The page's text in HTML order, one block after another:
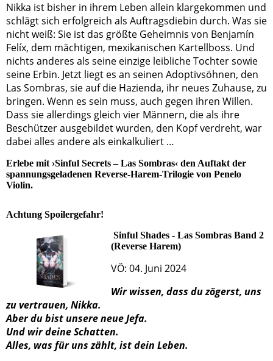
Nikka ist bisher in ihrem Leben allein klargekommen und
schlägt sich erfolgreich als Auftragsdiebin durch. Was sie
nicht weiß: Sie ist das größte Geheimnis von Benjamín
Felíx, dem mächtigen, mexikanischen Kartellboss. Und
nichts anderes als seine einzige leibliche Tochter sowie
seine Erbin. Jetzt liegt es an seinen Adoptivsöhnen, den
Las Sombras, sie auf die Hazienda, ihr neues Zuhause, zu
bringen. Wenn es sein muss, auch gegen ihren Willen.
Dass sie allerdings gleich vier Männern, die als ihre
Beschützer ausgebildet wurden, den Kopf verdreht, war
dabei alles andere als einkalkuliert …
Erlebe mit ›Sinful Secrets – Las Sombras‹ den Auftakt der
spannungsgeladenen Reverse-Harem-Trilogie von Penelo
Violin.
Achtung Spoilergefahr!
Sinful Shades - Las Sombras Band 2
(Reverse Harem)
VÖ: 04. Juni 2024
Wir wissen, dass du zögerst, uns
zu vertrauen, Nikka.
Aber du bist unsere neue Jefa.
Und wir deine Schatten.
Alles, was für uns zählt, ist dein Leben.